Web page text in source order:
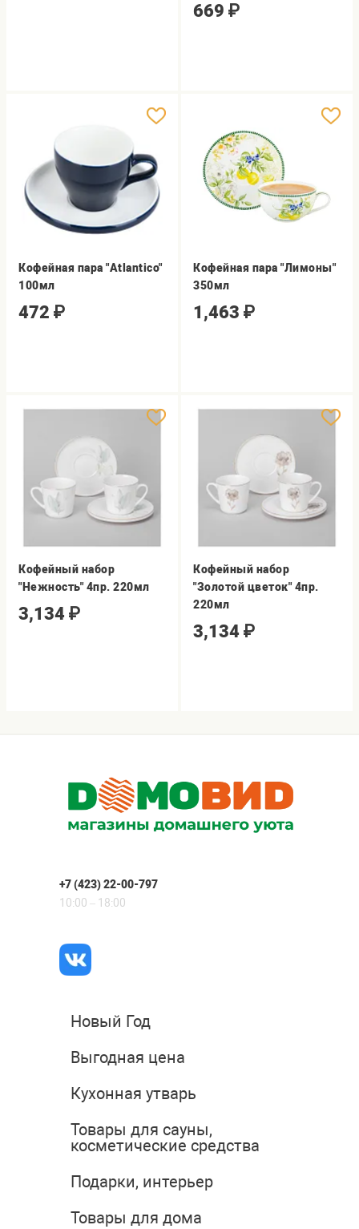
669 ₽
Кофейная пара "Atlantico"
100мл
472 ₽
Кофейная пара "Лимоны"
350мл
1,463 ₽
Кофейный набор
"Нежность" 4пр. 220мл
3,134 ₽
Кофейный набор
"Золотой цветок" 4пр.
220мл
3,134 ₽
+7 (423) 22-00-797
10:00 – 18:00
Новый Год
Выгодная цена
Кухонная утварь
Товары для сауны,
косметические средства
Подарки, интерьер
Товары для дома